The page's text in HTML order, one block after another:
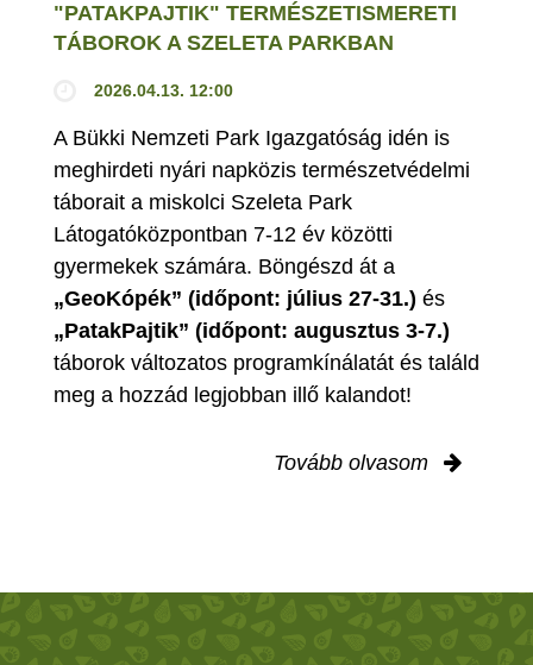
"PATAKPAJTIK" TERMÉSZETISMERETI
TÁBOROK A SZELETA PARKBAN
2026.04.13. 12:00
A Bükki Nemzeti Park Igazgatóság idén is
meghirdeti nyári napközis természetvédelmi
táborait a miskolci Szeleta Park
Látogatóközpontban 7-12 év közötti
gyermekek számára. Böngészd át a
„GeoKópék” (időpont: július 27-31.) és
„PatakPajtik” (időpont: augusztus 3-7.)
táborok változatos programkínálatát és találd
meg a hozzád legjobban illő kalandot!
Tovább olvasom